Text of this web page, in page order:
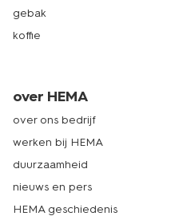
gebak
koffie
over HEMA
over ons bedrijf
werken bij HEMA
duurzaamheid
nieuws en pers
HEMA geschiedenis